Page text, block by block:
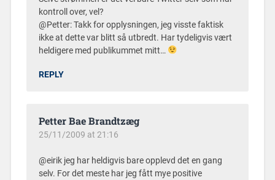
kontroll over, vel?
@Petter: Takk for opplysningen, jeg visste faktisk
ikke at dette var blitt så utbredt. Har tydeligvis vært
heldigere med publikummet mitt…
REPLY
Petter Bae Brandtzæg
25/11/2009 at 21:16
@eirik jeg har heldigvis bare opplevd det en gang
selv. For det meste har jeg fått mye positive